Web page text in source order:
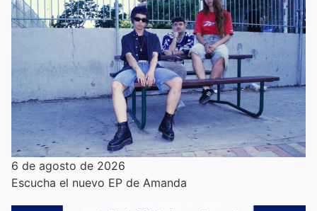
6 de agosto de 2026
Escucha el nuevo EP de Amanda